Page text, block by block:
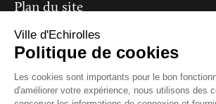
Plan du site
Suivez-nous
Ville d'Echirolles
Politique de cookies
Les cookies sont importants pour le bon
d'améliorer votre expérience, nous utilisons des